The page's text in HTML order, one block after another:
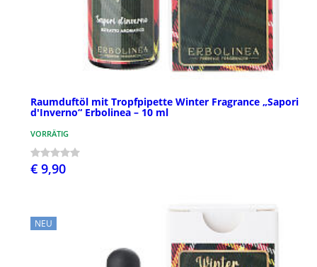
Raumduftöl mit Tropfpipette Winter Fragrance „Sapori
d'Inverno“ Erbolinea – 10 ml
VORRÄTIG
€ 9,90
NEU